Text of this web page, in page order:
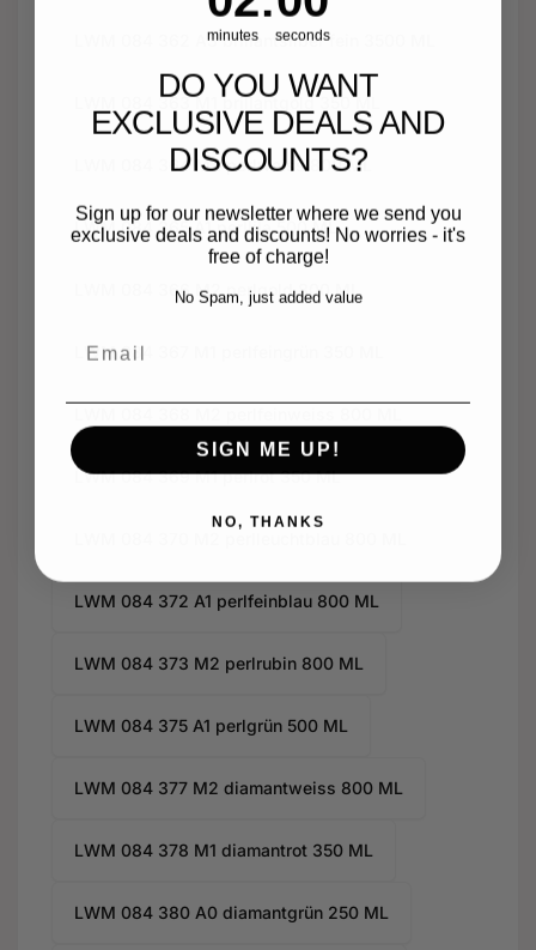
LWM 084 362 A3 brillantsilber fein 3500 ML
LWM 084 363 M1 brillantgold 350 ML
LWM 084 364 M2 perlweiss 800 ML
LWM 084 365 A1 perllila 500 ML
LWM 084 366 M2 perlgold 800 ML
LWM 084 367 M1 perlfeingrün 350 ML
LWM 084 369 M1 perlrot 350 ML
LWM 084 372 A1 perlfeinblau 800 ML
LWM 084 373 M2 perlrubin 800 ML
LWM 084 375 A1 perlgrün 500 ML
LWM 084 377 M2 diamantweiss 800 ML
LWM 084 378 M1 diamantrot 350 ML
LWM 084 380 A0 diamantgrün 250 ML
minutes seconds
DO YOU WANT
EXCLUSIVE DEALS AND
DISCOUNTS?
Sign up for our newsletter where we send you
exclusive deals and discounts! No worries - it's
free of charge!
No Spam, just added value
SIGN ME UP!
NO, THANKS